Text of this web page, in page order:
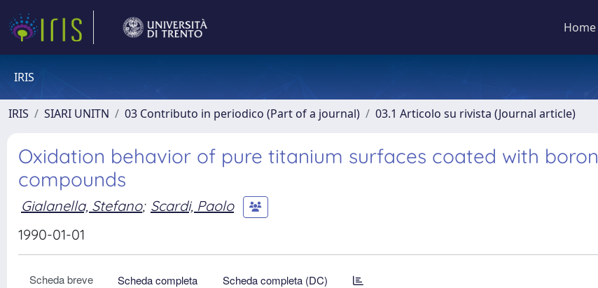
Home
IRIS
IRIS SIARI UNITN 03 Contributo in periodico (Part of a journal) 03.1 Articolo su rivista (Journal article)
Oxidation behavior of pure titanium surfaces coated with boron
compounds
Gialanella, Stefano; Scardi, Paolo
1990-01-01
Scheda breve Scheda completa Scheda completa (DC)